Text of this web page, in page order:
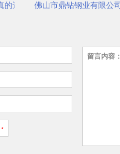
的选对了吗？佛山市鼎钻钢业有限公
留言内容：